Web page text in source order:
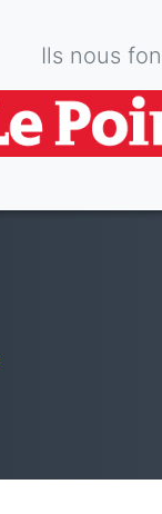
Ils nous